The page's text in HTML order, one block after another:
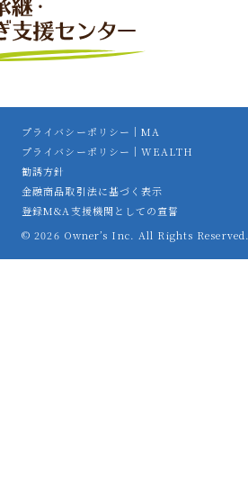
プライバシーポリシー｜MA
プライバシーポリシー｜WEALTH
勧誘方針
金融商品取引法に基づく表示
登録M&A支援機関としての宣誓
© 2026 Owner’s Inc. All Rights Reserved.